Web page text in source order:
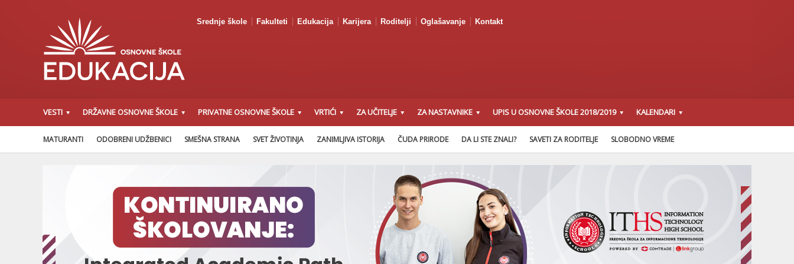
Srednje škole Fakulteti Edukacija Karijera Roditelji Oglašavanje Kontakt
VESTI DRŽAVNE OSNOVNE ŠKOLE PRIVATNE OSNOVNE ŠKOLE VRTIĆI ZA UČITELJE ZA NASTAVNIKE UPIS U OSNOVNE ŠKOLE 2018/2019 KALENDARI
MATURANTI ODOBRENI UDŽBENICI SMEŠNA STRANA SVET ŽIVOTINJA ZANIMLJIVA ISTORIJA ČUDA PRIRODE DA LI STE ZNALI? SAVETI ZA RODITELJE SLOBODNO VREME